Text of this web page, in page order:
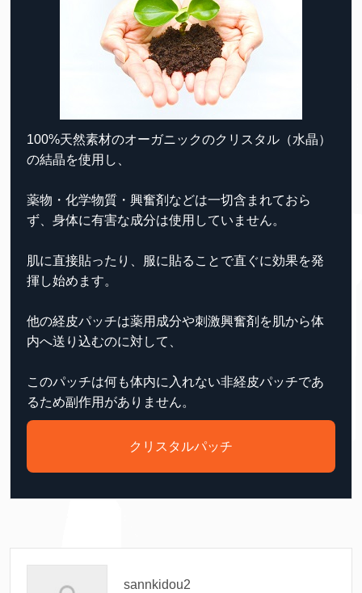
100%天然素材のオーガニックのクリスタル（水晶）
の結晶を使用し、
薬物・化学物質・興奮剤などは一切含まれておら
ず、 身体に有害な成分は使用していません。
肌に直接貼ったり、服に貼ることで直ぐに効果を発
揮し始めます。
他の経皮パッチは薬用成分や刺激興奮剤を肌から体
内へ送り込むのに対して、
このパッチは何も体内に入れない非経皮パッチであ
るため副作用がありません。
クリスタルパッチ
sannkidou2